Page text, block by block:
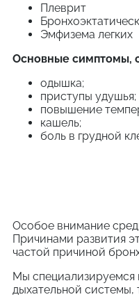
Плеврит
Эмфизема легких
Основные симптомы,
одышка;
приступы удушья;
повышение
кашель;
боль в грудной
Особое внимание
Причинами развития
частой причиной
Мы специализируемся
дыхательной